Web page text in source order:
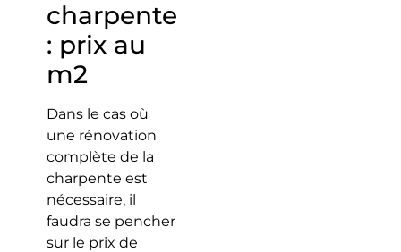
charpente
: prix au
m2
Dans le cas où
une rénovation
complète de la
charpente est
nécessaire, il
faudra se pencher
sur le prix de